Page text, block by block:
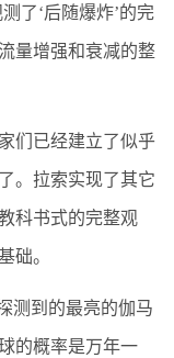
了‘后随爆炸’的完
量增强和衰减的整
们已经建立了似乎
。拉索实现了其它
科书式的完整观
础。
测到的最亮的伽马
的概率是万年一